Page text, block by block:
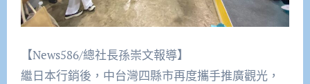
【News586/總社長孫崇文報導】
繼日本行銷後，中台灣四縣市再度攜手推廣觀光，